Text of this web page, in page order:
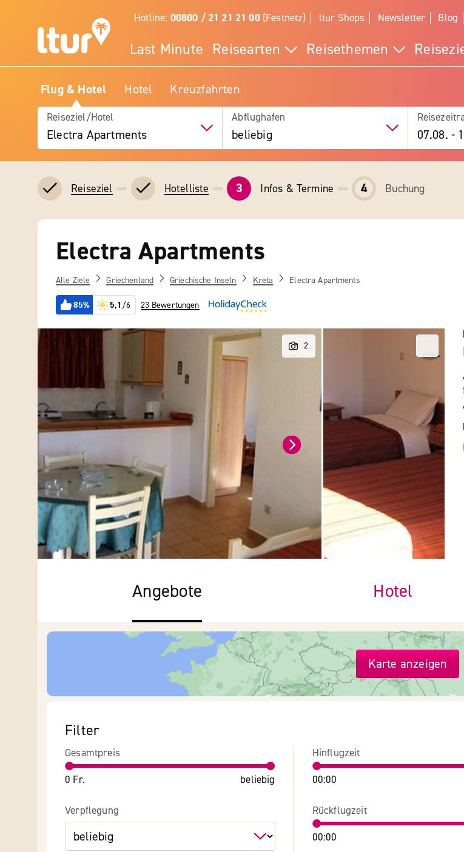
Hotline: 00800 / 21 21 21 00(Festnetz) ltur Shops Newsletter Blog
Last Minute Reisearten Reisethemen
Flug & Hotel Hotel Kreuzfahrten
Reiseziel/Hotel
Electra Apartments
Abflughafen
beliebig 07.08. -
Reiseziel Hotelliste 3 Infos & Termine 4 Buchung
Electra Apartments
Alle Ziele Griechenland Griechische Inseln Kreta Electra Apartments
85% 5,1 /6 23 Bewertungen
Angebote Hotel
Karte anzeigen
Filter
Gesamtpreis
0 Fr. beliebig
Verpflegung
Hinflugzeit
00:00
Rückflugzeit
00:00